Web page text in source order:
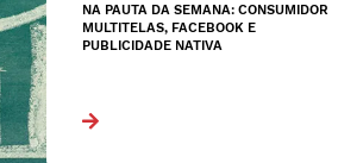
NA PAUTA DA SEMANA: CONSUMIDOR
MULTITELAS, FACEBOOK E
PUBLICIDADE NATIVA